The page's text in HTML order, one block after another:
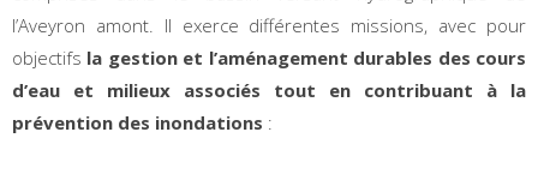
l’Aveyron amont. Il exerce différentes missions, avec pour
objectifs la gestion et l’aménagement durables des cours
d’eau et milieux associés tout en contribuant à la
prévention des inondations :